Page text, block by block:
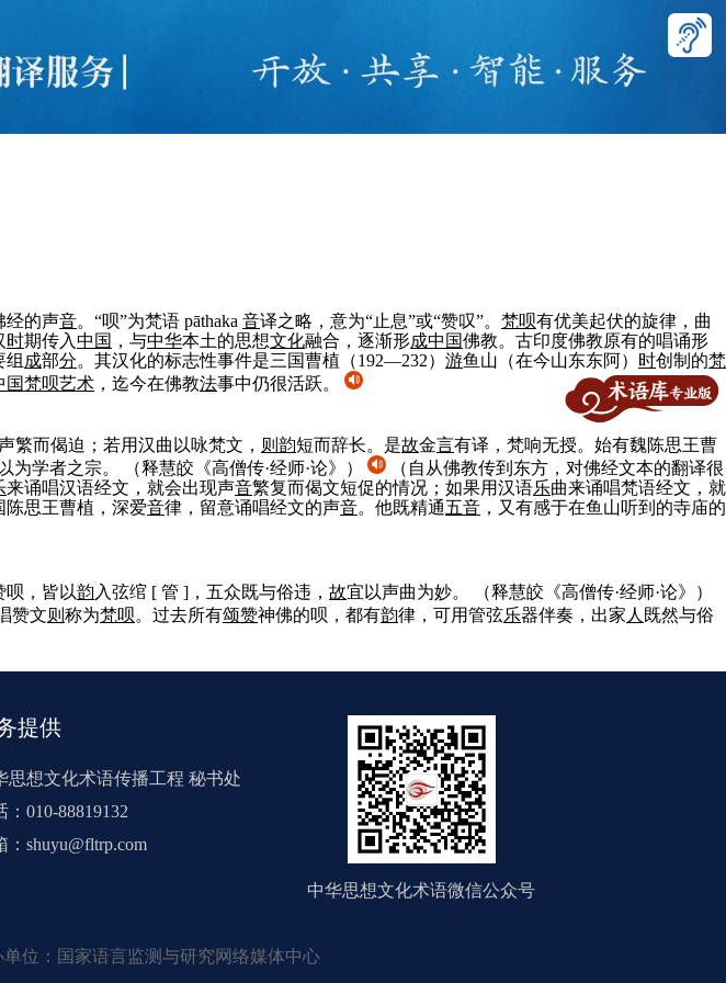
经的声音。“呗”为梵语 pāthaka 音译之略，意为“止息”或“赞叹”。 梵呗有优美起伏的旋律，曲
时期传入中国 ，与中华本土的思想文化融合，逐渐形成中国佛教。古印度佛教原有的唱诵形
组 成部分。其汉化的标志性事件是三国曹植（192—232） 游鱼山（在今山东东阿） 时创制的梵
国梵呗艺术 ，迄今在佛教法事中仍很活跃。
繁而偈迫；若用汉曲以咏梵文， 则 韵短而辞长。是故金言有译，梵响无授。始有魏陈思王曹
为学者之宗。 （释慧皎《高僧传·经师·论》）
（自从佛教传到东方，对佛经文本的翻译很
来诵唱汉语经文，就会出现声音繁复而偈文短促的情况；如果用汉语乐曲来诵唱梵语经文，就
思王曹植，深爱音律，留意诵唱经文的声音。他既精通五音 ，又有感于在鱼山听到的寺庙的
呗，皆以韵 入弦绾 [ 管 ]，五众既与俗违， 故宜以声曲为妙。
（释慧皎《高僧传·经师·论》）
赞文则 称为梵呗。过去所有颂赞神佛的呗，都有韵律，可用管弦乐器伴奏，出家 人 既然与俗
提供
思想文化术语传播工程 秘书处
：010-88819132
：shuyu@fltrp.com
中华思想文化术语微信公众号
位：国家语言监测与研究网络媒体中心